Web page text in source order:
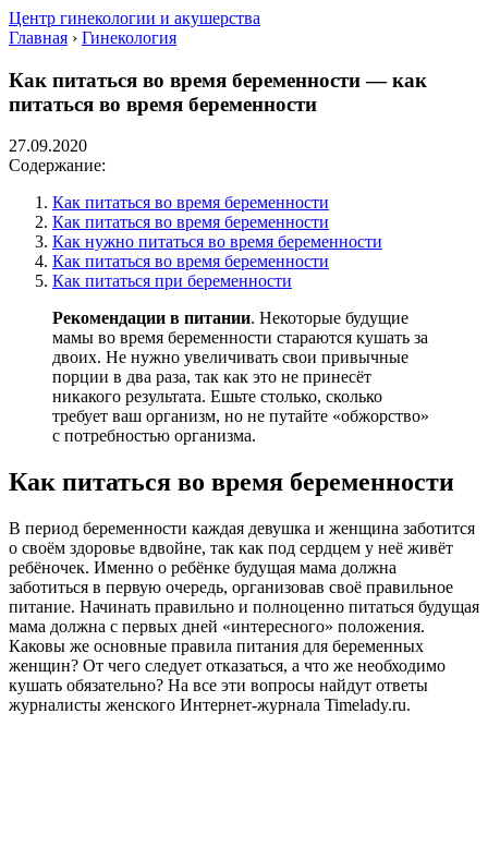
Центр гинекологии и акушерства
Главная › Гинекология
Как питаться во время беременности — как
питаться во время беременности
27.09.2020
Содержание:
Как питаться во время беременности
Как питаться во время беременности
Как нужно питаться во время беременности
Как питаться во время беременности
Как питаться при беременности
Рекомендации в питании. Некоторые будущие
мамы во время беременности стараются кушать за
двоих. Не нужно увеличивать свои привычные
порции в два раза, так как это не принесёт
никакого результата. Ешьте столько, сколько
требует ваш организм, но не путайте «обжорство»
с потребностью организма.
Как питаться во время беременности
В период беременности каждая девушка и женщина заботится
о своём здоровье вдвойне, так как под сердцем у неё живёт
ребёночек. Именно о ребёнке будущая мама должна
заботиться в первую очередь, организовав своё правильное
питание. Начинать правильно и полноценно питаться будущая
мама должна с первых дней «интересного» положения.
Каковы же основные правила питания для беременных
женщин? От чего следует отказаться, а что же необходимо
кушать обязательно? На все эти вопросы найдут ответы
журналисты женского Интернет-журнала Timelady.ru.